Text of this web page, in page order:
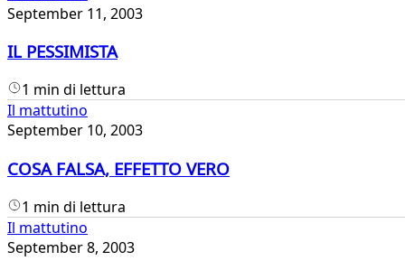
September 11, 2003
IL PESSIMISTA
1 min di lettura
Il mattutino
September 10, 2003
COSA FALSA, EFFETTO VERO
1 min di lettura
Il mattutino
September 8, 2003